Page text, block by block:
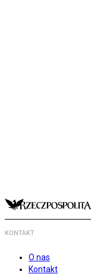
KONTAKT
O nas
Kontakt